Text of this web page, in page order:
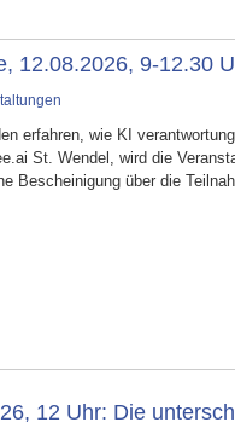
12.08.2026, 9-12.30
erfahren, wie KI
St. Wendel, wird die
Bescheinigung über die
12 Uhr: Die